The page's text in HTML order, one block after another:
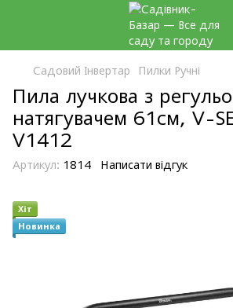
Садовий Інвертар Пилки Ручні
Пила лучкова з
натягувачем 61см, V-
V1412
Артикул: 1814 Написати відгук
Хіт
Новинка